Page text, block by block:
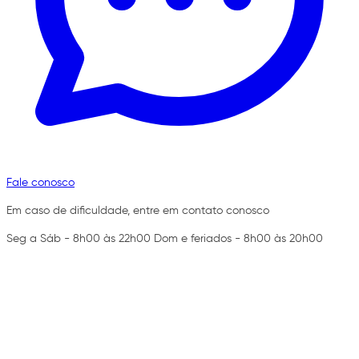
Fale conosco
Em caso de dificuldade, entre em contato conosco
Seg a Sáb - 8h00 às 22h00 Dom e feriados - 8h00 às 20h00